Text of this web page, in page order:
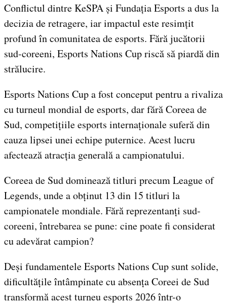
Conflictul dintre KeSPA și Fundația Esports a dus la
decizia de retragere, iar impactul este resimțit
profund în comunitatea de esports. Fără jucătorii
sud-coreeni, Esports Nations Cup riscă să piardă din
strălucire.
Esports Nations Cup a fost conceput pentru a rivaliza
cu turneul mondial de esports, dar fără Coreea de
Sud, competițiile esports internaționale suferă din
cauza lipsei unei echipe puternice. Acest lucru
afectează atracția generală a campionatului.
Coreea de Sud dominează titluri precum League of
Legends, unde a obținut 13 din 15 titluri la
campionatele mondiale. Fără reprezentanți sud-
coreeni, întrebarea se pune: cine poate fi considerat
cu adevărat campion?
Deși fundamentele Esports Nations Cup sunt solide,
dificultățile întâmpinate cu absența Coreei de Sud
transformă acest turneu esports 2026 într-o